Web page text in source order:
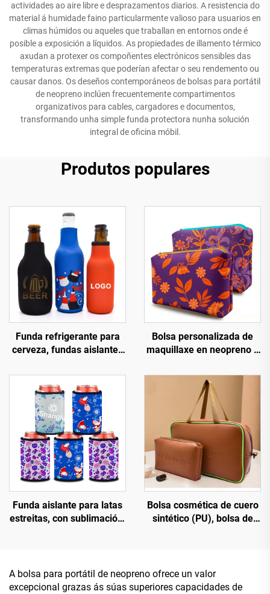
actividades ao aire libre e desprazamentos diarios. A resistencia do
material á humidade faino particularmente valioso para usuarios en
climas húmidos ou aqueles que traballan en entornos onde é
posible a exposición a líquidos. As propiedades de illamento térmico
axudan a protexer os compoñentes electrónicos sensibles das
temperaturas extremas que poderían afectar o seu rendemento ou
causar danos. Os deseños contemporáneos de bolsas para portátil
de neopreno inclúen frecuentemente compartimentos
organizativos para cables, cargadores e documentos,
transformando unha simple funda protectora nunha solución
integral de oficina móbil.
Produtos populares
Funda refrigerante para
cerveza, fundas aislantes
para garrafa, soporte
personalizado para lata
(Koozie)
Bolsa personalizada de
maquillaxe en neopreno e
relieve e impermeable,
bolsas de viaxe para
cosméticos e organizador
de maquillaxe de luxo
Funda aislante para latas
estreitas, con sublimación,
de bebida
Bolsa cosmética de cuero
sintético (PU), bolsa de
transparente
A bolsa para portátil de neopreno ofrece un valor
excepcional grazas ás súas superiores capacidades de